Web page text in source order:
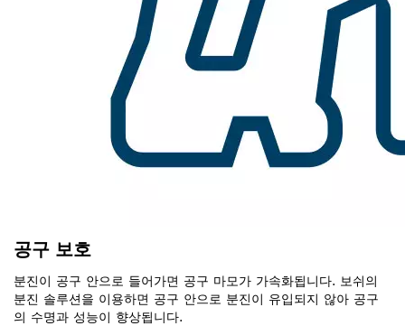
공구 보호
분진이 공구 안으로 들어가면 공구 마모가 가속화됩니다. 보쉬의
분진 솔루션을 이용하면 공구 안으로 분진이 유입되지 않아 공구
의 수명과 성능이 향상됩니다.